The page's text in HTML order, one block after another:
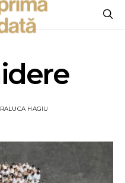
RALUCA HAGIU